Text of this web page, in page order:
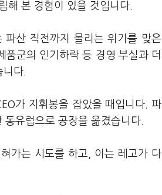
해 본 경험이 있을 것입니다.
산 직전까지 몰리는 위기를 맞은
군의 인기하락 등 경영 부실과 더
다.
가 지휘봉을 잡았을 때입니다. 파
유럽으로 공장을 옮겼습니다.
가는 시도를 하고, 이는 레고가 다